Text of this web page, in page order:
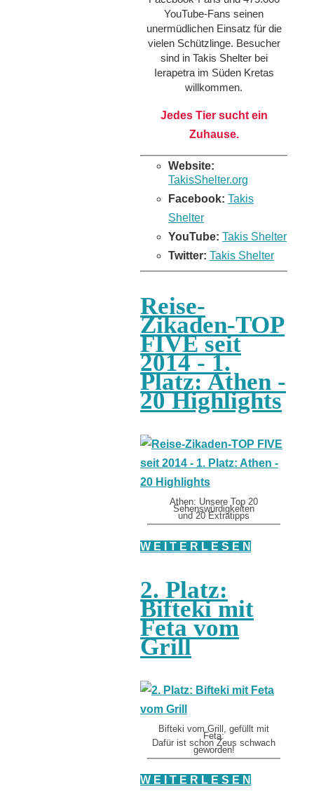
YouTube-Fans seinen
unermüdlichen Einsatz für die
vielen Schützlinge. Besucher
sind in Takis Shelter bei
Ierapetra im Süden Kretas
willkommen.
Jedes Tier sucht ein
Zuhause.
Website:
TakisShelter.org
Facebook: Takis
Shelter
YouTube: Takis Shelter
Twitter: Takis Shelter
Reise-
Zikaden-TOP
FIVE seit
2014 - 1.
Platz: Athen -
20 Highlights
Athen: Unsere Top 20
Sehenswürdigkeiten
und 20 Extratipps
W E I T E R L E S E N
2. Platz:
Bifteki mit
Feta vom
Grill
Bifteki vom Grill, gefüllt mit
Feta:
Dafür ist schon Zeus schwach
geworden!
W E I T E R L E S E N